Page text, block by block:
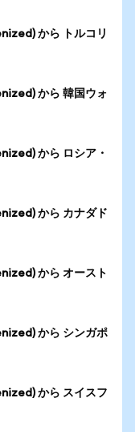
から トルコリ
から 韓国ウォ
から ロシア・
から カナダド
から オースト
から シンガポ
から スイスフ